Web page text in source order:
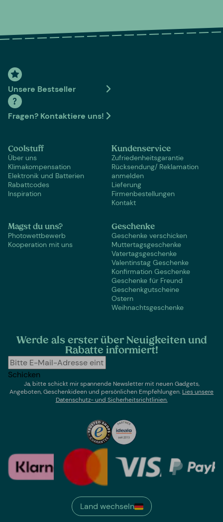
Unsere Bestseller
Fragen? Kontaktiere uns!
Coolstuff
Über uns
Klimakompensation
Elektronik und Batterien
Rabattcodes
Inspiration
Kundenservice
Zufriedenheitsgarantie
Rücksendung/ Reklamation
anmelden
Lieferung
Firmenbestellungen
Kontakt
Magst du uns?
Photowettbewerb
Kooperation mit uns
Geschenke
Geschenke verschicken
Muttertagsgeschenke
Vatertagsgeschenke
Valentinstag Geschenke
Konfirmation Geschenke
Geschenke für Freund
Geschenkgutscheine
Ostern
Weihnachtsgeschenke
Werde als erster über Neuigkeiten und
Rabatte informiert!
Schicken
Ja, bitte schickt mir spannende Newsletter mit neuen Gadgets,
Angeboten, Geschenkideen und persönlichen Empfehlungen. Lies unsere
Datenschutz- und Sicherheitsrichtlinien.
Land wechseln